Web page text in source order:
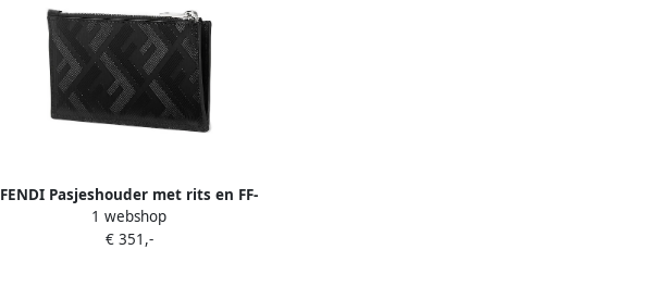
FENDI Pasjeshouder met rits en FF-
patroon Zwart
1 webshop
€ 351,-